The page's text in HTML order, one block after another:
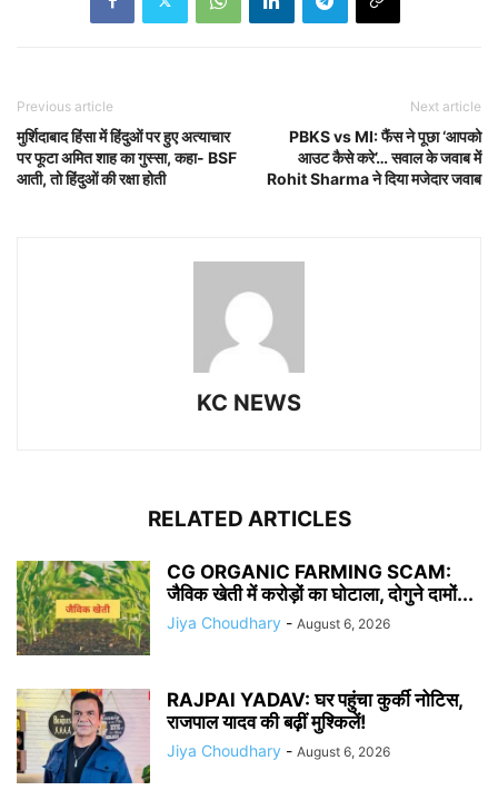
Previous article
मुर्शिदाबाद हिंसा में हिंदुओं पर हुए अत्याचार
पर फूटा अमित शाह का गुस्सा, कहा- BSF
आती, तो हिंदुओं की रक्षा होती
Next article
PBKS vs MI: फैंस ने पूछा ‘आपको
आउट कैसे करे’… सवाल के जवाब में
Rohit Sharma ने दिया मजेदार जवाब
KC NEWS
RELATED ARTICLES
CG ORGANIC FARMING SCAM:
जैविक खेती में करोड़ों का घोटाला, दोगुने दामों...
Jiya Choudhary - August 6, 2026
RAJPAl YADAV: घर पहुंचा कुर्की नोटिस,
राजपाल यादव की बढ़ीं मुश्किलें!
Jiya Choudhary - August 6, 2026